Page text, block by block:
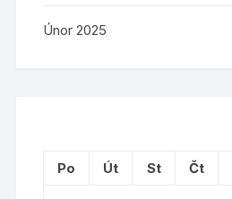
Únor 2025
Po Út St Čt